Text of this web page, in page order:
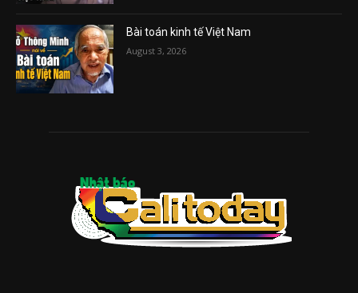
Bài toán kinh tế Việt Nam
August 3, 2026